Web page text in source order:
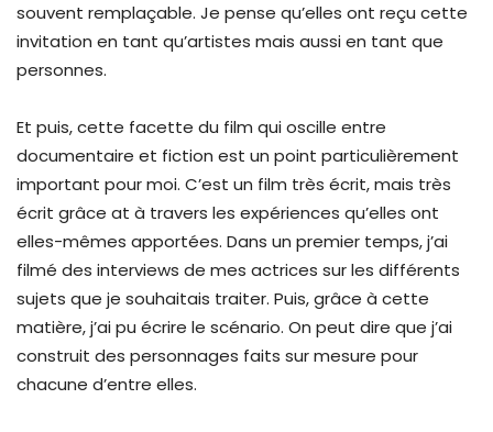
souvent remplaçable. Je pense qu’elles ont reçu cette
invitation en tant qu’artistes mais aussi en tant que
personnes.
Et puis, cette facette du film qui oscille entre
documentaire et fiction est un point particulièrement
important pour moi. C’est un film très écrit, mais très
écrit grâce at à travers les expériences qu’elles ont
elles-mêmes apportées. Dans un premier temps, j’ai
filmé des interviews de mes actrices sur les différents
sujets que je souhaitais traiter. Puis, grâce à cette
matière, j’ai pu écrire le scénario. On peut dire que j’ai
construit des personnages faits sur mesure pour
chacune d’entre elles.